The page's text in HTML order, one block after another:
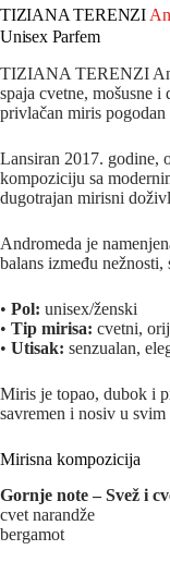
TIZIANA TERENZI
Unisex Parfem
TIZIANA TERENZI
spaja cvetne, mošusne
privlačan miris
Lansiran 2017. godine,
kompoziciju sa
dugotrajan mirisni
Andromeda je
balans između
• Pol: unisex/ženski
• Tip mirisa: cvetni,
• Utisak: senzualan,
Miris je topao, dubok i
savremen i nosiv u
Mirisna kompozicija
Gornje note – Svež i
cvet narandže
bergamot